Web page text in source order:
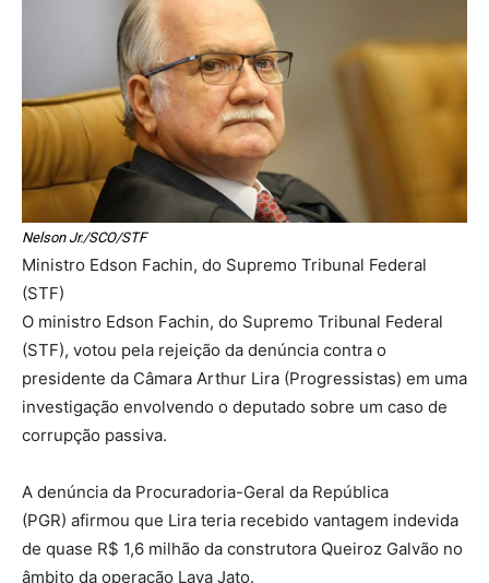
Nelson Jr./SCO/STF
Ministro Edson Fachin, do Supremo Tribunal Federal
(STF)
O ministro Edson Fachin, do Supremo Tribunal Federal
(STF), votou pela rejeição da denúncia contra o
presidente da Câmara Arthur Lira (Progressistas) em uma
investigação envolvendo o deputado sobre um caso de
corrupção passiva.
A denúncia da Procuradoria-Geral da República
(PGR) afirmou que Lira teria recebido vantagem indevida
de quase R$ 1,6 milhão da construtora Queiroz Galvão no
âmbito da operação Lava Jato.